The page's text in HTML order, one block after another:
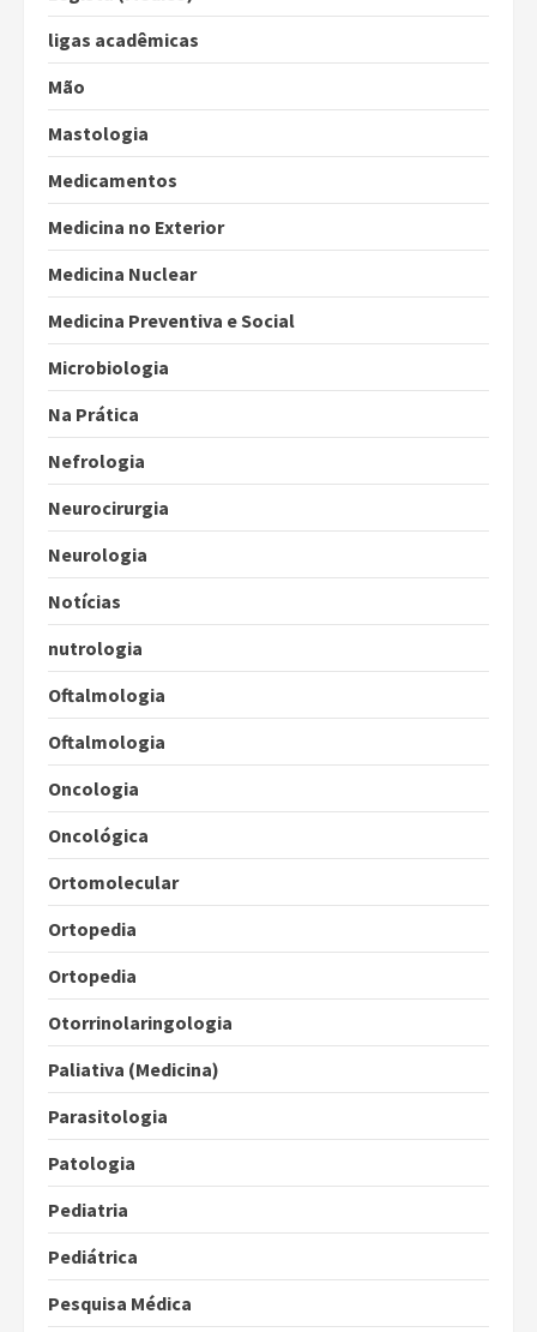
ligas acadêmicas
Mão
Mastologia
Medicamentos
Medicina no Exterior
Medicina Nuclear
Medicina Preventiva e Social
Microbiologia
Na Prática
Nefrologia
Neurocirurgia
Neurologia
Notícias
nutrologia
Oftalmologia
Oftalmologia
Oncologia
Oncológica
Ortomolecular
Ortopedia
Ortopedia
Otorrinolaringologia
Paliativa (Medicina)
Parasitologia
Patologia
Pediatria
Pediátrica
Pesquisa Médica